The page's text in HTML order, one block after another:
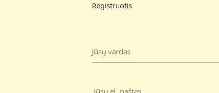
Registruotis
Jūsų vardas
Jūsų el. paštas